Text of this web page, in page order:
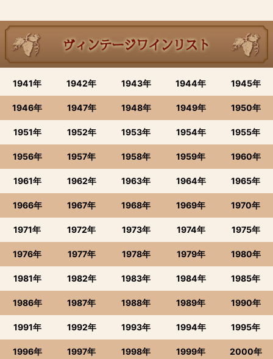
1941年 1942年 1943年 1944年 1945年
1946年 1947年 1948年 1949年 1950年
1951年 1952年 1953年 1954年 1955年
1956年 1957年 1958年 1959年 1960年
1961年 1962年 1963年 1964年 1965年
1966年 1967年 1968年 1969年 1970年
1971年 1972年 1973年 1974年 1975年
1976年 1977年 1978年 1979年 1980年
1981年 1982年 1983年 1984年 1985年
1986年 1987年 1988年 1989年 1990年
1991年 1992年 1993年 1994年 1995年
1996年 1997年 1998年 1999年 2000年